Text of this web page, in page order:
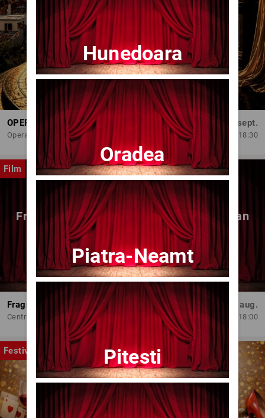
OPERA BRAȘOV ESTIVAL – DANCING SUMMER - SPECTACOL DE BALET
Opera Brasov
Dum, 6 sept.
18:30
Film
Fragmente dintr-un atelier – (regia Bogdan
Mureșanu) – AG
Fragmente dintr-un atelier – (regia Bogdan Mureșanu) – AG
Centrul Internațional de Artă Contemporană - Baia Turcească Iași
Dum, 30 aug.
18:00
Festival
Hunedoara
Oradea
Piatra-Neamt
Pitesti